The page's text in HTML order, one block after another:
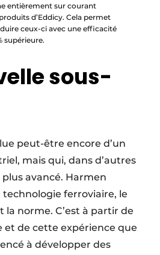
entièrement sur courant
d’Eddicy. Cela permet
ceux-ci avec une efficacité
supérieure.
sous-
peut-être encore d’un
mais qui, dans d’autres
avancé. Harmen
technologie ferroviaire, le
norme. C’est à partir de
et de cette expérience que
à développer des